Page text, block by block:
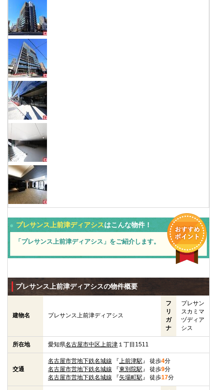
プレサンス上前津ディアシスはこんな物件！
「プレサンス上前津ディアシス」をご紹介します。
プレサンス上前津ディアシスの物件概要
建物名 プレサンス上前津ディアシス
フ
リ
ガ
ナ
プレサン
スカミマ
ヅディア
シス
所在地 愛知県名古屋市中区上前津 １丁目1511
交通
名古屋市営地下鉄名城線 『上前津駅』 徒歩4分
名古屋市営地下鉄名城線 『東別院駅』 徒歩9分
名古屋市営地下鉄名城線 『矢場町駅』 徒歩17分